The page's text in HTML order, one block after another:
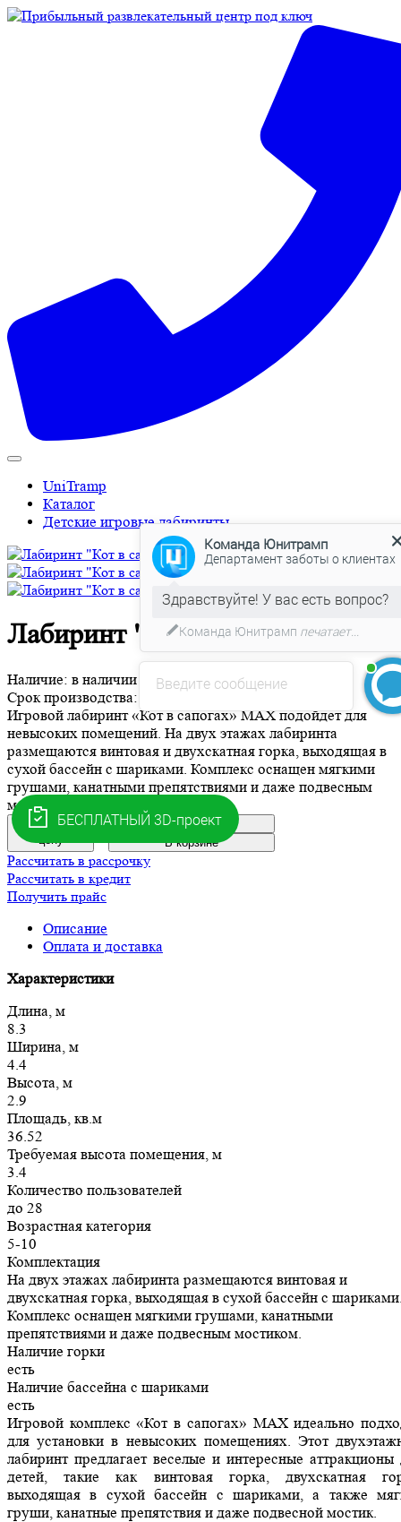
UniTramp
Каталог
Детские игровые лабиринты
Лабиринт "Кот в сапогах" MAX
Наличие: в наличии
Срок производства:
Игровой лабиринт «Кот в сапогах» MAX подойдет для
невысоких помещений. На двух этажах лабиринта
размещаются винтовая и двухскатная горка, выходящая в
сухой бассейн с шариками. Комплекс оснащен мягкими
грушами, канатными препятствиями и даже подвесным
мостиком.
Уточнить
В корзину
В корзине
Рассчитать в рассрочку
Рассчитать в кредит
Получить прайс
Описание
Оплата и доставка
Характеристики
Длина, м
8.3
Ширина, м
4.4
Высота, м
2.9
Площадь, кв.м
36.52
Требуемая высота помещения, м
3.4
Количество пользователей
до 28
Возрастная категория
5-10
Комплектация
На двух этажах лабиринта размещаются винтовая и
двухскатная горка, выходящая в сухой бассейн с
Комплекс оснащен мягкими грушами, канатными
препятствиями и даже подвесным мостиком.
Наличие горки
есть
Наличие бассейна с шариками
есть
Игровой комплекс «Кот в сапогах» MAX идеально
для установки в невысоких помещениях. Этот
лабиринт предлагает веселые и интересные аттракционы
детей, такие как винтовая горка, двухскатная
выходящая в сухой бассейн с шариками, а также
груши, канатные препятствия и даже подвесной мостик.
БЕСПЛАТНЫЙ 3D-проект
Введите сообщение
Департамент заботы о клиентах
Здравствуйте! У вас есть вопрос?
Команда Юнитрамп